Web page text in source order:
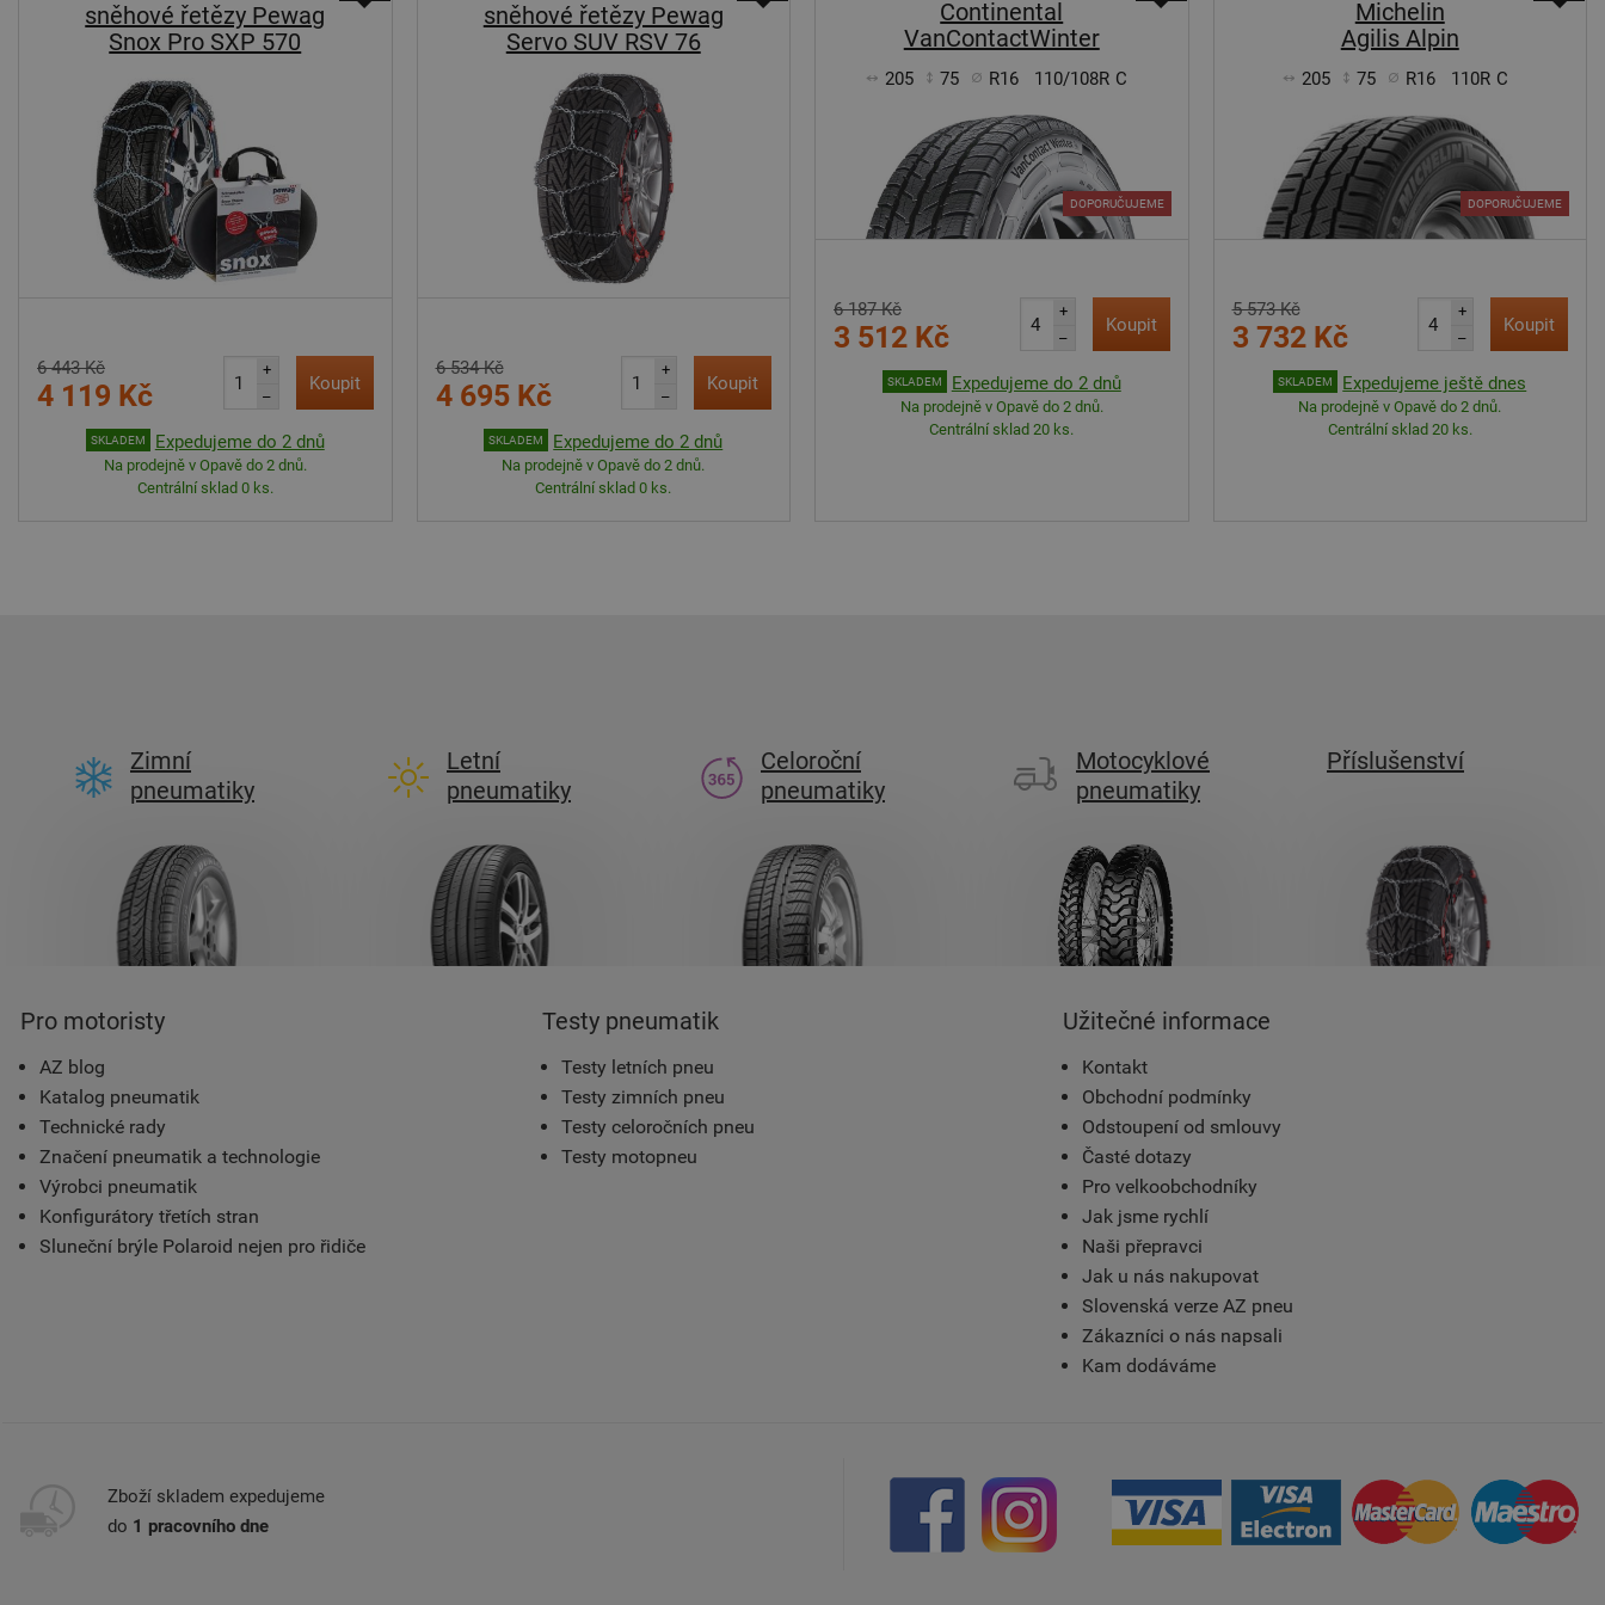
sněhové řetězy Pewag
Snox Pro SXP 570
6 443 Kč
4 119 Kč
+
–
Koupit
SKLADEM Expedujeme do 2 dnů
Na prodejně v Opavě do 2 dnů.
Centrální sklad 0 ks.
sněhové řetězy Pewag
Servo SUV RSV 76
6 534 Kč
4 695 Kč
+
–
Koupit
SKLADEM Expedujeme do 2 dnů
Na prodejně v Opavě do 2 dnů.
Centrální sklad 0 ks.
Continental
VanContactWinter
205 75 R16 110/108R C
DOPORUČUJEME
6 187 Kč
3 512 Kč
+
–
Koupit
SKLADEM Expedujeme do 2 dnů
Na prodejně v Opavě do 2 dnů.
Centrální sklad 20 ks.
Michelin
Agilis Alpin
205 75 R16 110R C
DOPORUČUJEME
5 573 Kč
3 732 Kč
+
–
Koupit
SKLADEM Expedujeme ještě dnes
Na prodejně v Opavě do 2 dnů.
Centrální sklad 20 ks.
Zimní
pneumatiky
Letní
pneumatiky
Celoroční
pneumatiky
Motocyklové
pneumatiky
Příslušenství
Pro motoristy
AZ blog
Katalog pneumatik
Technické rady
Značení pneumatik a technologie
Výrobci pneumatik
Konfigurátory třetích stran
Sluneční brýle Polaroid nejen pro řidiče
Testy pneumatik
Testy letních pneu
Testy zimních pneu
Testy celoročních pneu
Testy motopneu
Užitečné informace
Kontakt
Obchodní podmínky
Odstoupení od smlouvy
Časté dotazy
Pro velkoobchodníky
Jak jsme rychlí
Naši přepravci
Jak u nás nakupovat
Slovenská verze AZ pneu
Zákazníci o nás napsali
Kam dodáváme
Zboží skladem expedujeme
do 1 pracovního dne